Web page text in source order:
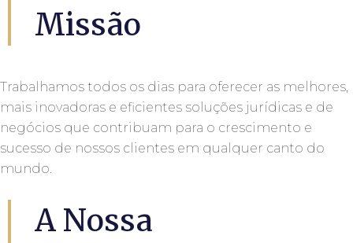
Missão
Trabalhamos todos os dias para oferecer as melhores,
mais inovadoras e eficientes soluções jurídicas e de
negócios que contribuam para o crescimento e
sucesso de nossos clientes em qualquer canto do
mundo.
A Nossa